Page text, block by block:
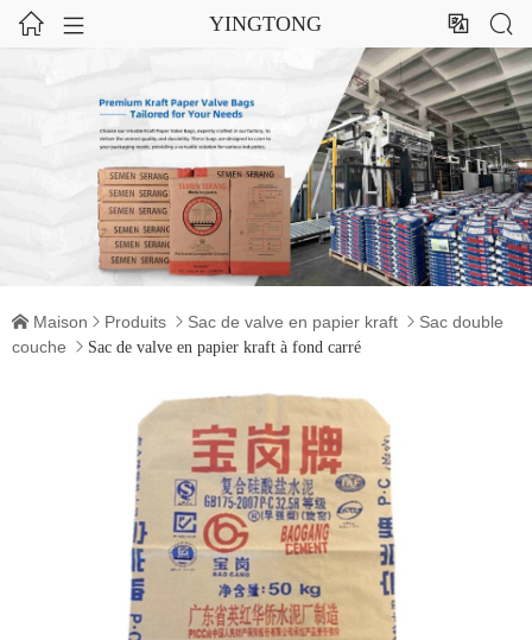
  YINGTONG  
 Maison  Produits  Sac de valve en papier kraft  Sac double
couche
 Sac de valve en papier kraft à fond carré